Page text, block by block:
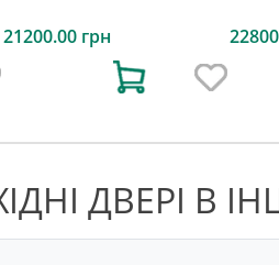
21200.00 грн
ДВЕРІ В